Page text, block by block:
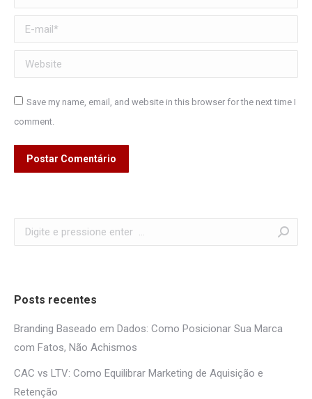
E-mail *
Website
Save my name, email, and website in this browser for the next time I
comment.
Postar Comentário
Search:
Posts recentes
Branding Baseado em Dados: Como Posicionar Sua Marca
com Fatos, Não Achismos
CAC vs LTV: Como Equilibrar Marketing de Aquisição e
Retenção